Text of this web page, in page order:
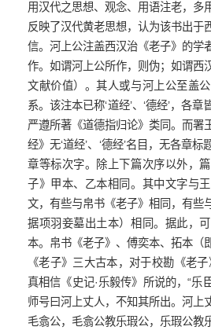
用汉代之思想、观念、用语注老，多
反映了汉代黄老思想，认为该书出于
信。河上公注盖西汉治《老子》的学
作。如谓河上公所作，则伪；如谓西
文献价值）。其人或与河上公至盖
系。该注本已称‘道经’、‘德经’，各
严遵所著《道德指归论》类同。而署
经》无‘道经’、‘德经’名目，无各章
章等标次字。除上下篇次序以外，
子》甲本、乙本相同。其中文字与
文，有些与帛书《老子》相同，有些
据项羽妾墓出土本）相同。据此，
本。帛书《老子》、傅奕本、拓本（
《老子》三大古本，对于校勘《老
真相信《史记·乐毅传》所说的，“乐
师号曰河上丈人，不知其所出。河上
毛翕公，毛翕公教乐瑕公，乐瑕公教